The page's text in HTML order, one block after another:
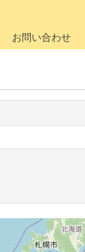
お問い合わせ